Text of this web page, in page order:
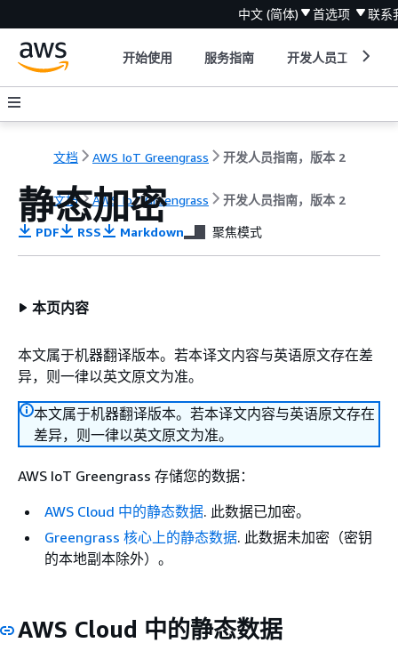
中文 (简体) 首选项 联系
开始使用 服务指南 开发人员工具
文档 AWS IoT Greengrass 开发人员指南，版本 2
文档 AWS IoT Greengrass 开发人员指南，版本 2
静态加密
PDF RSS Markdown 聚焦模式
本页内容
本文属于机器翻译版本。若本译文内容与英语原文存在差
异，则一律以英文原文为准。
本文属于机器翻译版本。若本译文内容与英语原文存在
差异，则一律以英文原文为准。
AWS IoT Greengrass 存储您的数据：
AWS Cloud 中的静态数据. 此数据已加密。
Greengrass 核心上的静态数据. 此数据未加密（密钥
的本地副本除外）。
AWS Cloud 中的静态数据